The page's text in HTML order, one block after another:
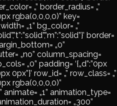
„” border_radius= „”
rgba(0,0,0,0)” key=
„1” bg_color= „”
border=
„0”
„no” column_spacing=
„0” padding= ‘{„d”:”0px
0px”}’ row_id= „” row_class= „”
rgba(0,0,0,0)”
animate= „1” animation_type=
„300”